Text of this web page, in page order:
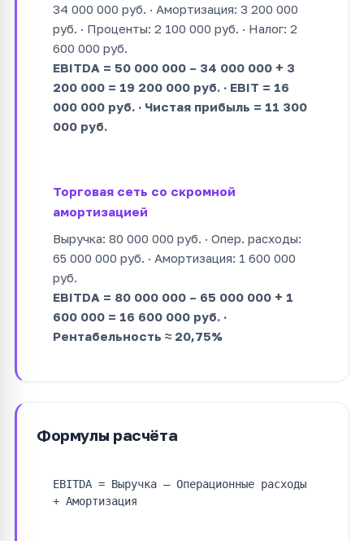
34 000 000 руб. · Амортизация: 3 200 000
руб. · Проценты: 2 100 000 руб. · Налог: 2
600 000 руб.
EBITDA = 50 000 000 – 34 000 000 + 3
200 000 = 19 200 000 руб. · EBIT = 16
000 000 руб. · Чистая прибыль = 11 300
000 руб.
Торговая сеть со скромной
амортизацией
Выручка: 80 000 000 руб. · Опер. расходы:
65 000 000 руб. · Амортизация: 1 600 000
руб.
EBITDA = 80 000 000 – 65 000 000 + 1
600 000 = 16 600 000 руб. ·
Рентабельность ≈ 20,75%
Формулы расчёта
EBITDA = Выручка – Операционные расходы
+ Амортизация